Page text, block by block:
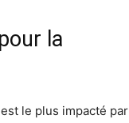
la
le plus impacté par